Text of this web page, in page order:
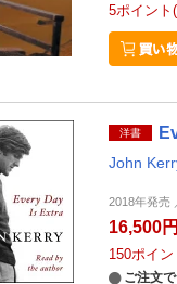
5ポイント
洋書
John
2018年発売
16,500円
150ポイン
ご注文